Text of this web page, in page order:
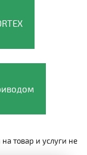
товар и услуги не